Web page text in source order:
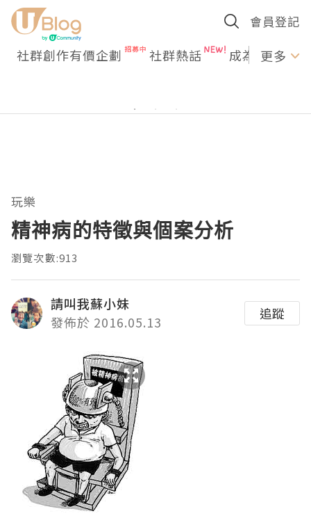
會員登記
社群創作有價企劃 社群熱話 成為U更多
玩樂
精神病的特徵與個案分析
瀏覽次數:913
請叫我蘇小妹
發佈於 2016.05.13
追蹤